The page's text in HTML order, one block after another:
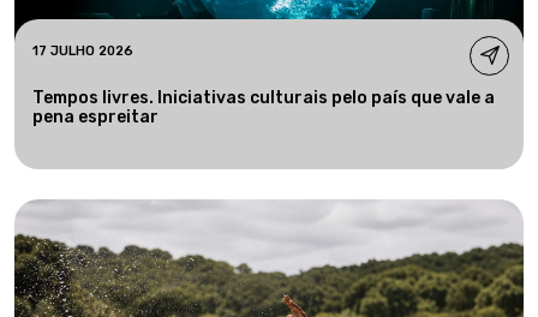
17 JULHO 2026
Tempos livres. Iniciativas culturais pelo país que vale a
pena espreitar